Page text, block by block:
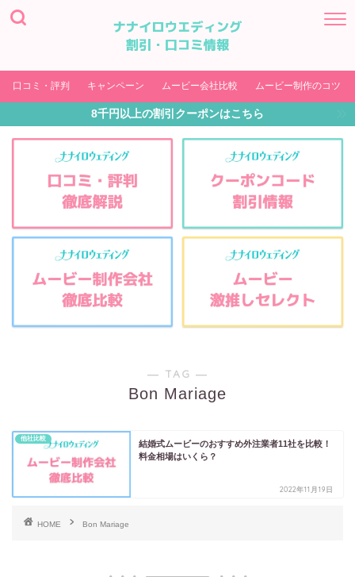
口コミ・評判 キャンペーン ムービー会社比較 ムービー制作のコツ
8千円以上の割引クーポンはこちら
― TAG ―
Bon Mariage
他社比較
結婚式ムービーのおすすめ外注業者11社を比較！
料金相場はいくら？
2022年11月19日
HOME Bon Mariage